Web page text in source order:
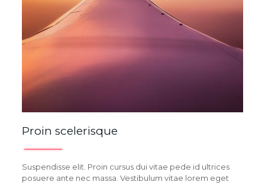
Proin scelerisque
Suspendisse elit. Proin cursus dui vitae pede id ultrices
posuere ante nec massa. Vestibulum vitae lorem eget